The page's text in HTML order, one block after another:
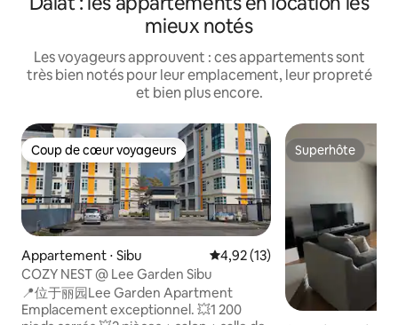
mieux notés
Les voyageurs approuvent : ces appartements sont
très bien notés pour leur emplacement, leur propreté
et bien plus encore.
Coup de cœur voyageurs
Coup de cœur voyageurs
Appartement ⋅ Sibu Évaluation moyenne sur la
4,92 (13)
COZY NEST @ Lee Garden Sibu
📍位于丽园Lee Garden Apartment
Emplacement exceptionnel. 💥1 200
Superhôte
Superhôte